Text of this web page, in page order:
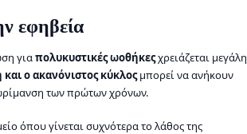
εφηβεία
γιαπολυκυστικές ωοθήκεςχρειάζεται μεγάλη
ο ακανόνιστος κύκλοςμπορεί να ανήκουν
των πρώτων χρόνων.
όπου γίνεται συχνότερα το λάθος της